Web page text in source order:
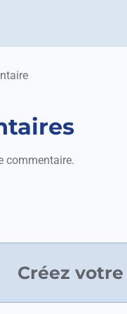
commentaire.
Créez